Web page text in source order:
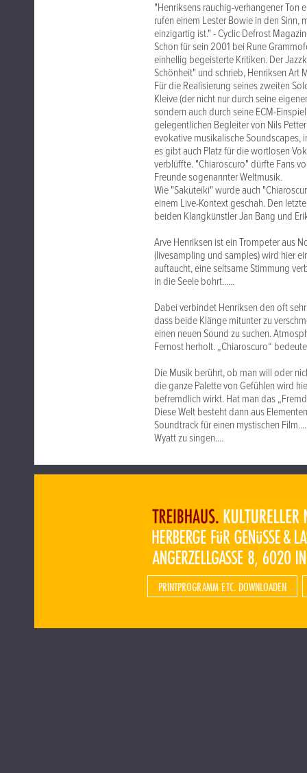
"Henriksens rauchig-verhangener Ton
rufen einem Lester Bowie in den
einzigartig ist." - Cyclic Defrost
Schon für sein 2001 bei Rune
einhellig begeisterte Kritiken. Der
Schönheit" und schrieb, Henriksen Art
Für die Realisierung seines zweiten
Kleive (der nicht nur durch seine
sondern auch durch seine ECM-
gelegentlichen Begleiter von Nils
evokative musikalische
es gibt auch Platz für die wortlosen
verblüffte. "Chiaroscuro" dürfte Fans
Freunde sogenannter Weltmusik.
Wie "Sakuteiki" wurde auch
einem Live-Kontext geschah. Den
beiden Klangkünstler Jan Bang und
Arve Henriksen ist ein Trompeter aus
(livesampling und samples) wird hier
auftaucht, eine seltsame Stimmung
in die Seele bohrt......
Dabei verbindet Henriksen den oft
dass beide Klänge mitunter zu
einen neuen Sound zu suchen.
Fernost herholt. „Chiaroscuro“
Die Musik berührt, ob man will oder
die ganze Palette von Gefühlen wird
befremdlich wirkt. Hat man das
Diese Welt besteht dann aus
Soundtrack für einen mystischen
Wyatt zu singen....
PRINTPROGRAMM ETC. DOWNLOADEN